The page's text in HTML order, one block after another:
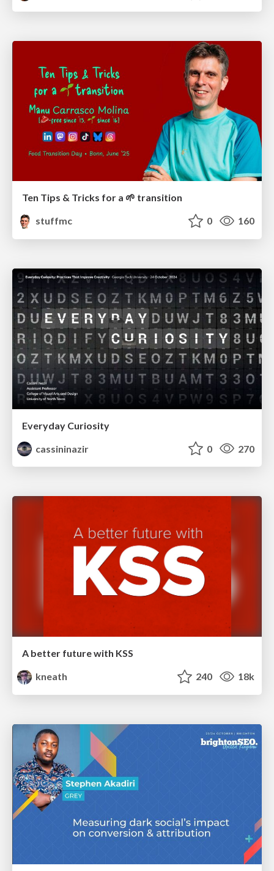
Ten Tips & Tricks for a 🌱 transition
stuffmc
0 160
Everyday Curiosity
cassininazir
0 270
A better future with KSS
kneath
240 18k